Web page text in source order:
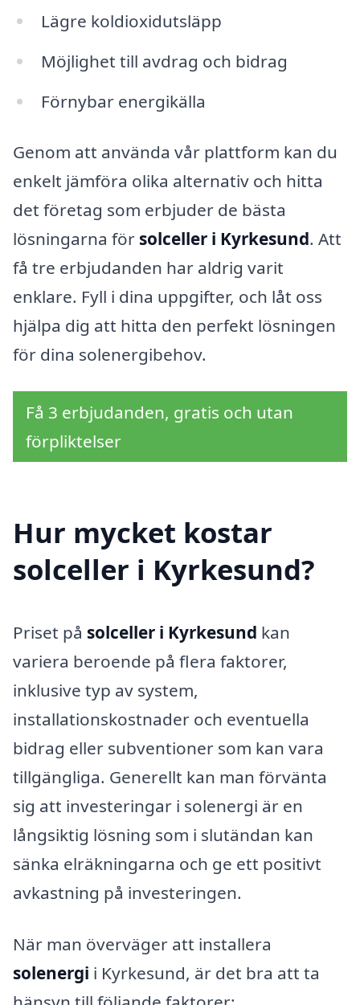
Lägre koldioxidutsläpp
Möjlighet till avdrag och bidrag
Förnybar energikälla
Genom att använda vår plattform kan du
enkelt jämföra olika alternativ och hitta
det företag som erbjuder de bästa
lösningarna för solceller i Kyrkesund. Att
få tre erbjudanden har aldrig varit
enklare. Fyll i dina uppgifter, och låt oss
hjälpa dig att hitta den perfekt lösningen
för dina solenergibehov.
Få 3 erbjudanden, gratis och utan
förpliktelser
Hur mycket kostar
solceller i Kyrkesund?
Priset på solceller i Kyrkesund kan
variera beroende på flera faktorer,
inklusive typ av system,
installationskostnader och eventuella
bidrag eller subventioner som kan vara
tillgängliga. Generellt kan man förvänta
sig att investeringar i solenergi är en
långsiktig lösning som i slutändan kan
sänka elräkningarna och ge ett positivt
avkastning på investeringen.
När man överväger att installera
solenergi i Kyrkesund, är det bra att ta